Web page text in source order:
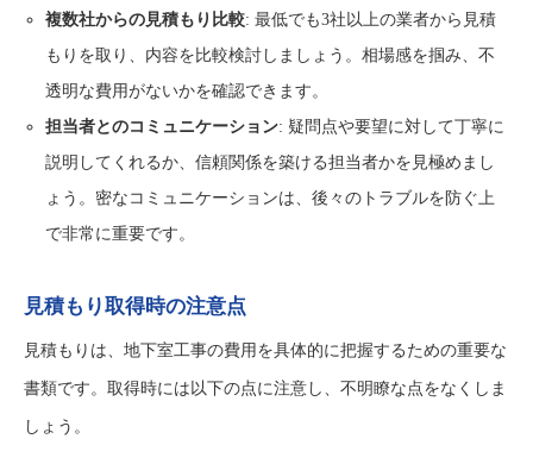
複数社からの見積もり比較: 最低でも3社以上の業者から見積
もりを取り、内容を比較検討しましょう。相場感を掴み、不
透明な費用がないかを確認できます。
担当者とのコミュニケーション: 疑問点や要望に対して丁寧に
説明してくれるか、信頼関係を築ける担当者かを見極めまし
ょう。密なコミュニケーションは、後々のトラブルを防ぐ上
で非常に重要です。
見積もり取得時の注意点
見積もりは、地下室工事の費用を具体的に把握するための重要な
書類です。取得時には以下の点に注意し、不明瞭な点をなくしま
しょう。